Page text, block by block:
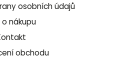
osobních údajů
o nákupu
obchodu